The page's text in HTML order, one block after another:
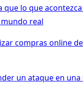
que lo que
real
compras online
un ataque en una